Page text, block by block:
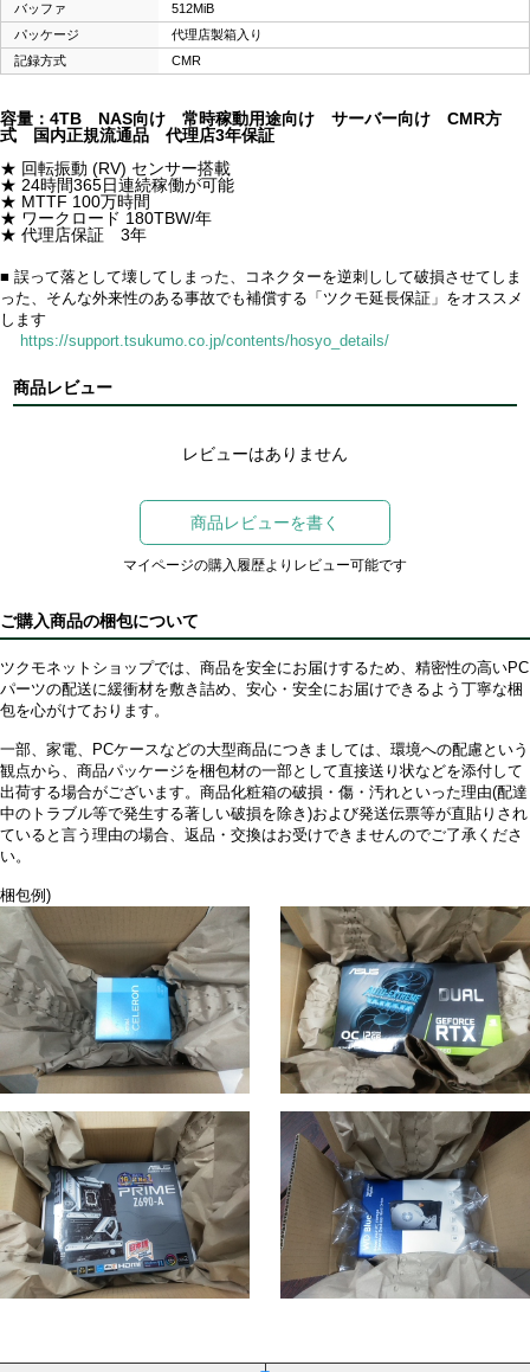
バッファ
512MiB
パッケージ
代理店製箱入り
記録方式
CMR
容量：4TB NAS向け 常時稼動用途向け サーバー向け CMR方
式 国内正規流通品 代理店3年保証
★ 回転振動 (RV) センサー搭載
★ 24時間365日連続稼働が可能
★ MTTF 100万時間
★ ワークロード 180TBW/年
★ 代理店保証 3年
■ 誤って落として壊してしまった、コネクターを逆刺しして破損させてしま
った、そんな外来性のある事故でも補償する「ツクモ延長保証」をオススメ
します
https://support.tsukumo.co.jp/contents/hosyo_details/
商品レビュー
レビューはありません
商品レビューを書く
マイページの購入履歴よりレビュー可能です
ご購入商品の梱包について
ツクモネットショップでは、商品を安全にお届けするため、精密性の高いPC
パーツの配送に緩衝材を敷き詰め、安心・安全にお届けできるよう丁寧な梱
包を心がけております。
一部、家電、PCケースなどの大型商品につきましては、環境への配慮という
観点から、商品パッケージを梱包材の一部として直接送り状などを添付して
出荷する場合がございます。商品化粧箱の破損・傷・汚れといった理由(配達
中のトラブル等で発生する著しい破損を除き)および発送伝票等が直貼りされ
ていると言う理由の場合、返品・交換はお受けできませんのでご了承くださ
い。
梱包例)